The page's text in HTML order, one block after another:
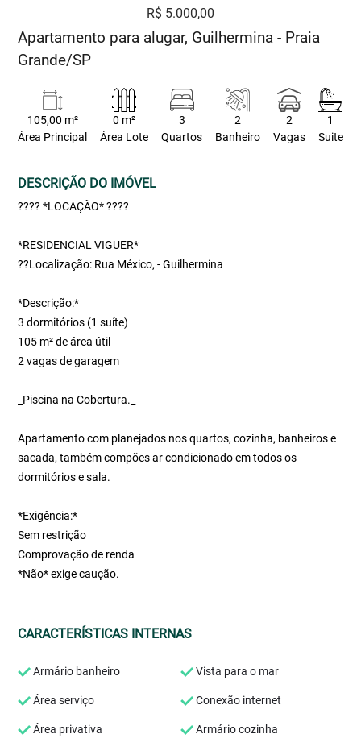
R$ 5.000,00
Apartamento para alugar, Guilhermina - Praia
Grande/SP
105,00 m²
Área Principal
0 m²
Área Lote
3
Quartos
2
Banheiro
2
Vagas
1
Suite
DESCRIÇÃO DO IMÓVEL
???? *LOCAÇÃO* ????
*RESIDENCIAL VIGUER*
??Localização: Rua México, - Guilhermina
*Descrição:*
3 dormitórios (1 suíte)
105 m² de área útil
2 vagas de garagem
_Piscina na Cobertura._
Apartamento com planejados nos quartos, cozinha, banheiros e
sacada, também compões ar condicionado em todos os
dormitórios e sala.
*Exigência:*
Sem restrição
Comprovação de renda
*Não* exige caução.
CARACTERÍSTICAS INTERNAS
Armário banheiro Vista para o mar
Área serviço Conexão internet
Área privativa Armário cozinha